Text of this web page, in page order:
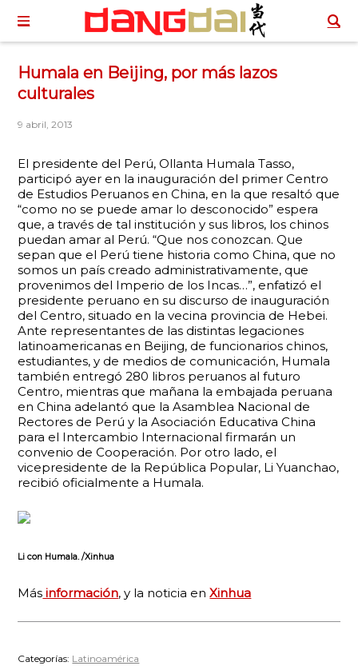
Humala en Beijing, por más lazos
culturales
9 abril, 2013
El presidente del Perú, Ollanta Humala Tasso,
participó ayer en la inauguración del primer Centro
de Estudios Peruanos en China, en la que resaltó que
“como no se puede amar lo desconocido” espera
que, a través de tal institución y sus libros, los chinos
puedan amar al Perú. “Que nos conozcan. Que
sepan que el Perú tiene historia como China, que no
somos un país creado administrativamente, que
provenimos del Imperio de los Incas…”, enfatizó el
presidente peruano en su discurso de inauguración
del Centro, situado en la vecina provincia de Hebei.
Ante representantes de las distintas legaciones
latinoamericanas en Beijing, de funcionarios chinos,
estudiantes, y de medios de comunicación, Humala
también entregó 280 libros peruanos al futuro
Centro, mientras que mañana la embajada peruana
en China adelantó que la Asamblea Nacional de
Rectores de Perú y la Asociación Educativa China
para el Intercambio Internacional firmarán un
convenio de Cooperación. Por otro lado, el
vicepresidente de la República Popular, Li Yuanchao,
recibió oficialmente a Humala.
Li con Humala. /Xinhua
Más información, y la noticia enXinhua
Categorías: Latinoamérica